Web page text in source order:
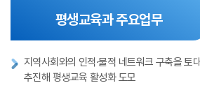
평생교육과 주요업무
지역사회와의 인적·물적 네트워크 구축을 토
추진해 평생교육 활성화 도모